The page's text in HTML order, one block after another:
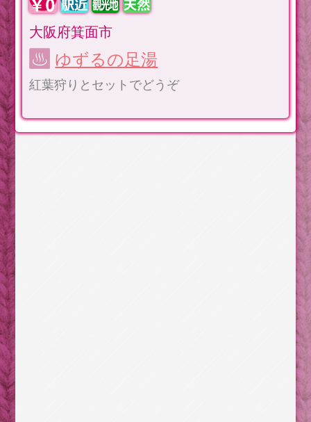
大阪府箕面市
ゆずるの足湯
紅葉狩りとセットでどうぞ